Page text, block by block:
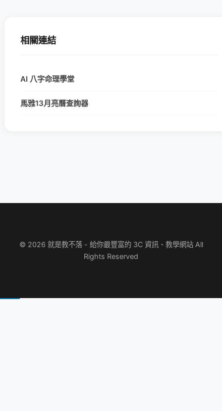
相關連結
AI 八字命理學堂
馬雅13月亮曆查詢器
© 2026 就是教不落 - 給你最豐富的 3C 資訊、教學網站 All
Rights Reserved